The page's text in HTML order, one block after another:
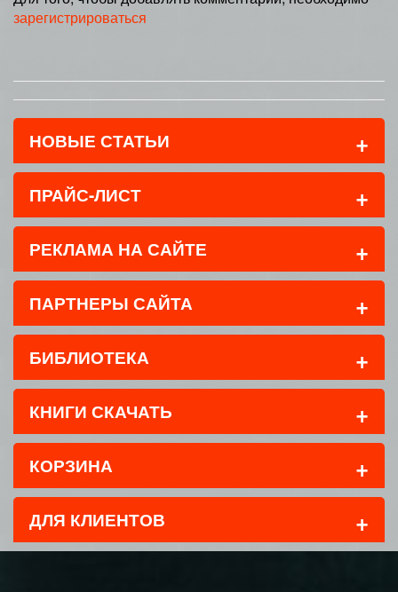
зарегистрироваться
НОВЫЕ СТАТЬИ +
ПРАЙС-ЛИСТ +
РЕКЛАМА НА САЙТЕ +
ПАРТНЕРЫ САЙТА +
БИБЛИОТЕКА +
КНИГИ СКАЧАТЬ +
КОРЗИНА +
ДЛЯ КЛИЕНТОВ +